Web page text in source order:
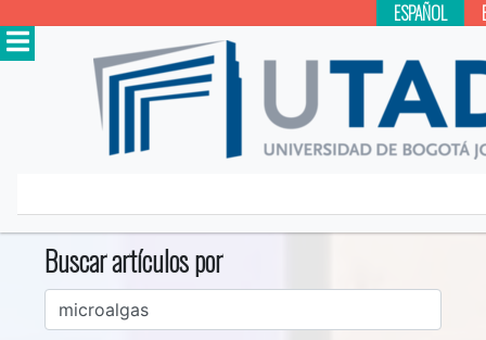
ESPAÑOL
Buscar artículos por